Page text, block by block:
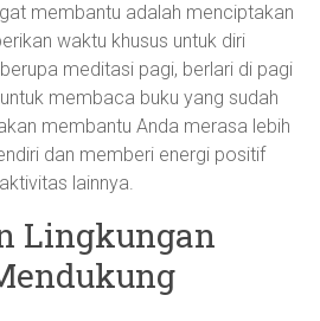
membantu adalah menciptakan
waktu khusus untuk diri
meditasi pagi, berlari di pagi
membaca buku yang sudah
membantu Anda merasa lebih
dan memberi energi positif
lainnya.
Lingkungan